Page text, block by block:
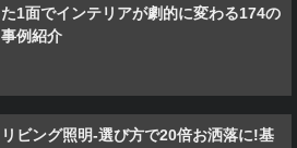
た1面でインテリアが劇的に変わる174の
事例紹介
リビング照明-選び方で20倍お洒落に!基